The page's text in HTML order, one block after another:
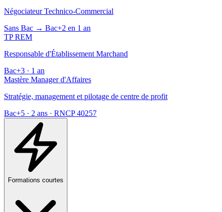
Négociateur Technico-Commercial
Sans Bac → Bac+2 en 1 an
TP REM
Responsable d'Établissement Marchand
Bac+3 · 1 an
Mastère Manager d'Affaires
Stratégie, management et pilotage de centre de profit
Bac+5 · 2 ans · RNCP 40257
Formations courtes